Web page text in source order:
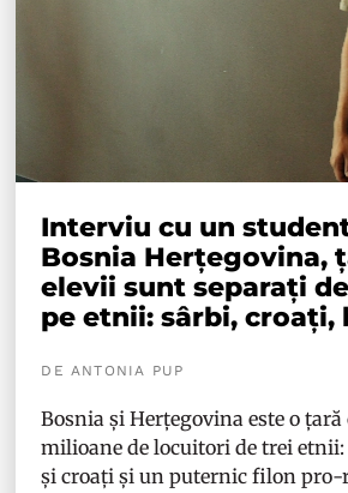
Interviu cu un
Bosnia Herțegovina,
elevii sunt separați
pe etnii: sârbi, croați,
DE ANTONIA PUP
Bosnia și Herțegovina este o țară
milioane de locuitori de trei
și croați și un puternic filon pro-